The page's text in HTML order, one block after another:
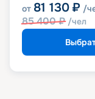
от 81 130 ₽ /
85 400₽ /чел